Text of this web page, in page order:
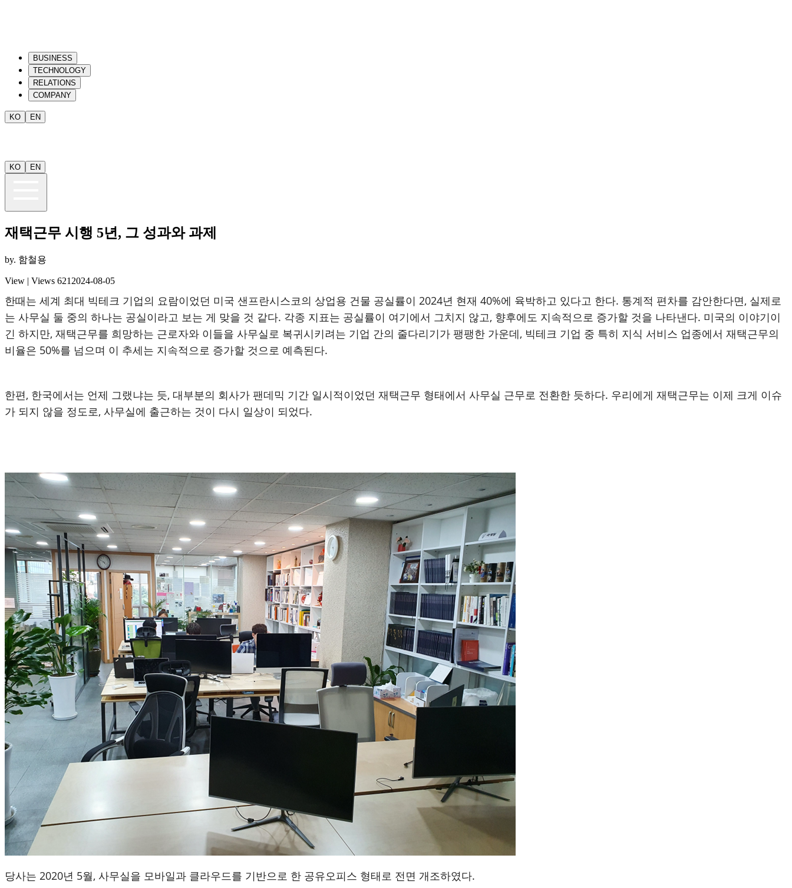
BUSINESS
TECHNOLOGY
RELATIONS
COMPANY
KO EN
KO EN
재택근무 시행 5년, 그 성과와 과제
by. 함철용
View | Views 621 2024-08-05
한때는 세계 최대 빅테크 기업의 요람이었던 미국 샌프란시스코의 상업용 건물 공실률이 2024년 현재 40%에 육박하고 있다고 한다. 통계적 편차를 감안한다면, 실제로
는 사무실 둘 중의 하나는 공실이라고 보는 게 맞을 것 같다. 각종 지표는 공실률이 여기에서 그치지 않고, 향후에도 지속적으로 증가할 것을 나타낸다. 미국의 이야기이
긴 하지만, 재택근무를 희망하는 근로자와 이들을 사무실로 복귀시키려는 기업 간의 줄다리기가 팽팽한 가운데, 빅테크 기업 중 특히 지식 서비스 업종에서 재택근무의
비율은 50%를 넘으며 이 추세는 지속적으로 증가할 것으로 예측된다.
한편, 한국에서는 언제 그랬냐는 듯, 대부분의 회사가 팬데믹 기간 일시적이었던 재택근무 형태에서 사무실 근무로 전환한 듯하다. 우리에게 재택근무는 이제 크게 이슈
가 되지 않을 정도로, 사무실에 출근하는 것이 다시 일상이 되었다.
당사는 2020년 5월, 사무실을 모바일과 클라우드를 기반으로 한 공유오피스 형태로 전면 개조하였다.